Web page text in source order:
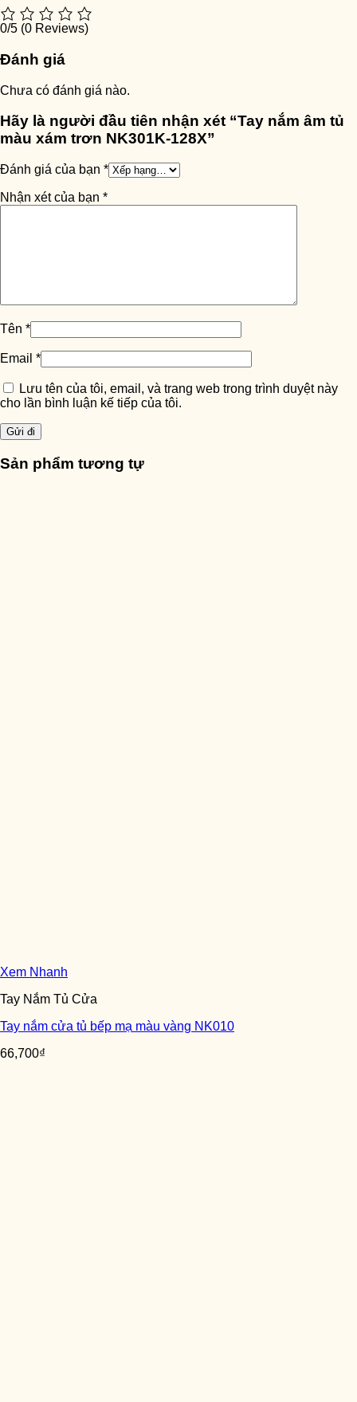
0/5 (0 Reviews)
Đánh giá
Chưa có đánh giá nào.
Hãy là người đầu tiên nhận xét “Tay nắm âm tủ
màu xám trơn NK301K-128X”
Đánh giá của bạn *
Nhận xét của bạn *
Tên *
Email *
Lưu tên của tôi, email, và trang web trong trình duyệt này
cho lần bình luận kế tiếp của tôi.
Sản phẩm tương tự
Xem Nhanh
Tay Nắm Tủ Cửa
Tay nắm cửa tủ bếp mạ màu vàng NK010
66,700₫